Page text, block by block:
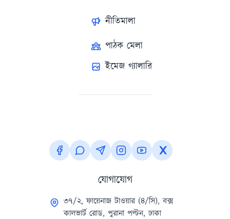
নীতিমালা
পাঠক মেলা
ইমেজ গ্যালারি
যোগাযোগ
৩৭/২, ফায়েনাজ টাওয়ার (৪/সি), বক্স
কালভার্ট রোড, পুরানা পল্টন, ঢাকা